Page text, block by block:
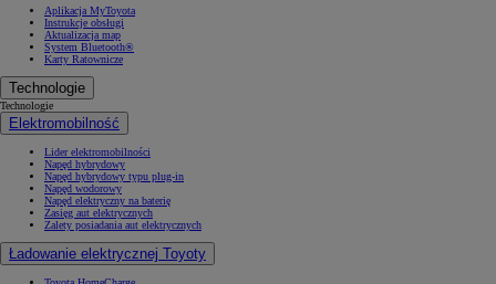
Aplikacja MyToyota
Instrukcje obsługi
Aktualizacja map
System Bluetooth®
Karty Ratownicze
Technologie
Technologie
Elektromobilność
Lider elektromobilności
Napęd hybrydowy
Napęd hybrydowy typu plug-in
Napęd wodorowy
Napęd elektryczny na baterię
Zasięg aut elektrycznych
Zalety posiadania aut elektrycznych
Ładowanie elektrycznej Toyoty